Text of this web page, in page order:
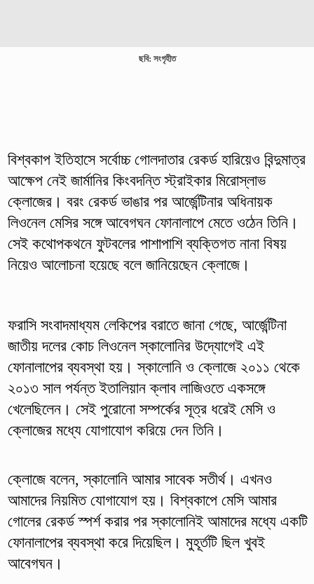
ছবি: সংগৃহীত
বিশ্বকাপ ইতিহাসে সর্বোচ্চ গোলদাতার রেকর্ড হারিয়েও বিন্দুমাত্র
আক্ষেপ নেই জার্মানির কিংবদন্তি স্ট্রাইকার মিরোস্লাভ
ক্লোজের। বরং রেকর্ড ভাঙার পর আর্জেন্টিনার অধিনায়ক
লিওনেল মেসির সঙ্গে আবেগঘন ফোনালাপে মেতে ওঠেন তিনি।
সেই কথোপকথনে ফুটবলের পাশাপাশি ব্যক্তিগত নানা বিষয়
নিয়েও আলোচনা হয়েছে বলে জানিয়েছেন ক্লোজে।
ফরাসি সংবাদমাধ্যম লেকিপের বরাতে জানা গেছে, আর্জেন্টিনা
জাতীয় দলের কোচ লিওনেল স্কালোনির উদ্যোগেই এই
ফোনালাপের ব্যবস্থা হয়। স্কালোনি ও ক্লোজে ২০১১ থেকে
২০১৩ সাল পর্যন্ত ইতালিয়ান ক্লাব লাজিওতে একসঙ্গে
খেলেছিলেন। সেই পুরোনো সম্পর্কের সূত্র ধরেই মেসি ও
ক্লোজের মধ্যে যোগাযোগ করিয়ে দেন তিনি।
ক্লোজে বলেন, স্কালোনি আমার সাবেক সতীর্থ। এখনও
আমাদের নিয়মিত যোগাযোগ হয়। বিশ্বকাপে মেসি আমার
গোলের রেকর্ড স্পর্শ করার পর স্কালোনিই আমাদের মধ্যে একটি
ফোনালাপের ব্যবস্থা করে দিয়েছিল। মুহূর্তটি ছিল খুবই
আবেগঘন।